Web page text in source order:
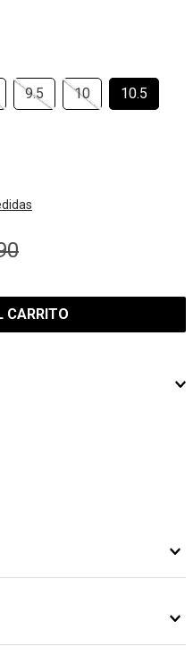
9.5 10 10.5
CARRITO